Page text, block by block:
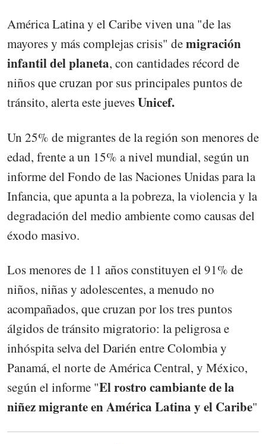
América Latina y el Caribe viven una "de las
mayores y más complejas crisis" demigración
infantil del planeta, con cantidades récord de
niños que cruzan por sus principales puntos de
tránsito, alerta este juevesUnicef.
Un 25% de migrantes de la región son menores de
edad, frente a un 15% a nivel mundial, según un
informe del Fondo de las Naciones Unidas para la
Infancia, que apunta a la pobreza, la violencia y la
degradación del medio ambiente como causas del
éxodo masivo.
Los menores de 11 años constituyen el 91% de
niños, niñas y adolescentes, a menudo no
acompañados, que cruzan por los tres puntos
álgidos de tránsito migratorio: la peligrosa e
inhóspita selva del Darién entre Colombia y
Panamá, el norte de América Central, y México,
según el informe "El rostro cambiante de la
niñez migrante en América Latina y el Caribe"